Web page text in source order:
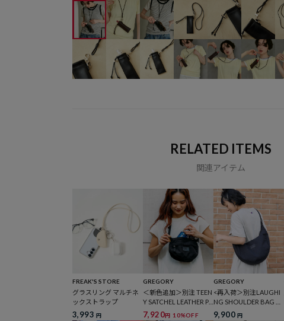
RELATED ITEMS
関連アイテム
FREAK'S STORE
グラスリング マルチネ
ックストラップ
3,993円
GREGORY
＜新色追加＞別注 TEEN
Y SATCHEL LEATHER PA
TCH
7,920円 10%OFF
GREGORY
<再入荷＞別注LAUGHI
NG SHOULDER BAG L
QUILT
9,900円